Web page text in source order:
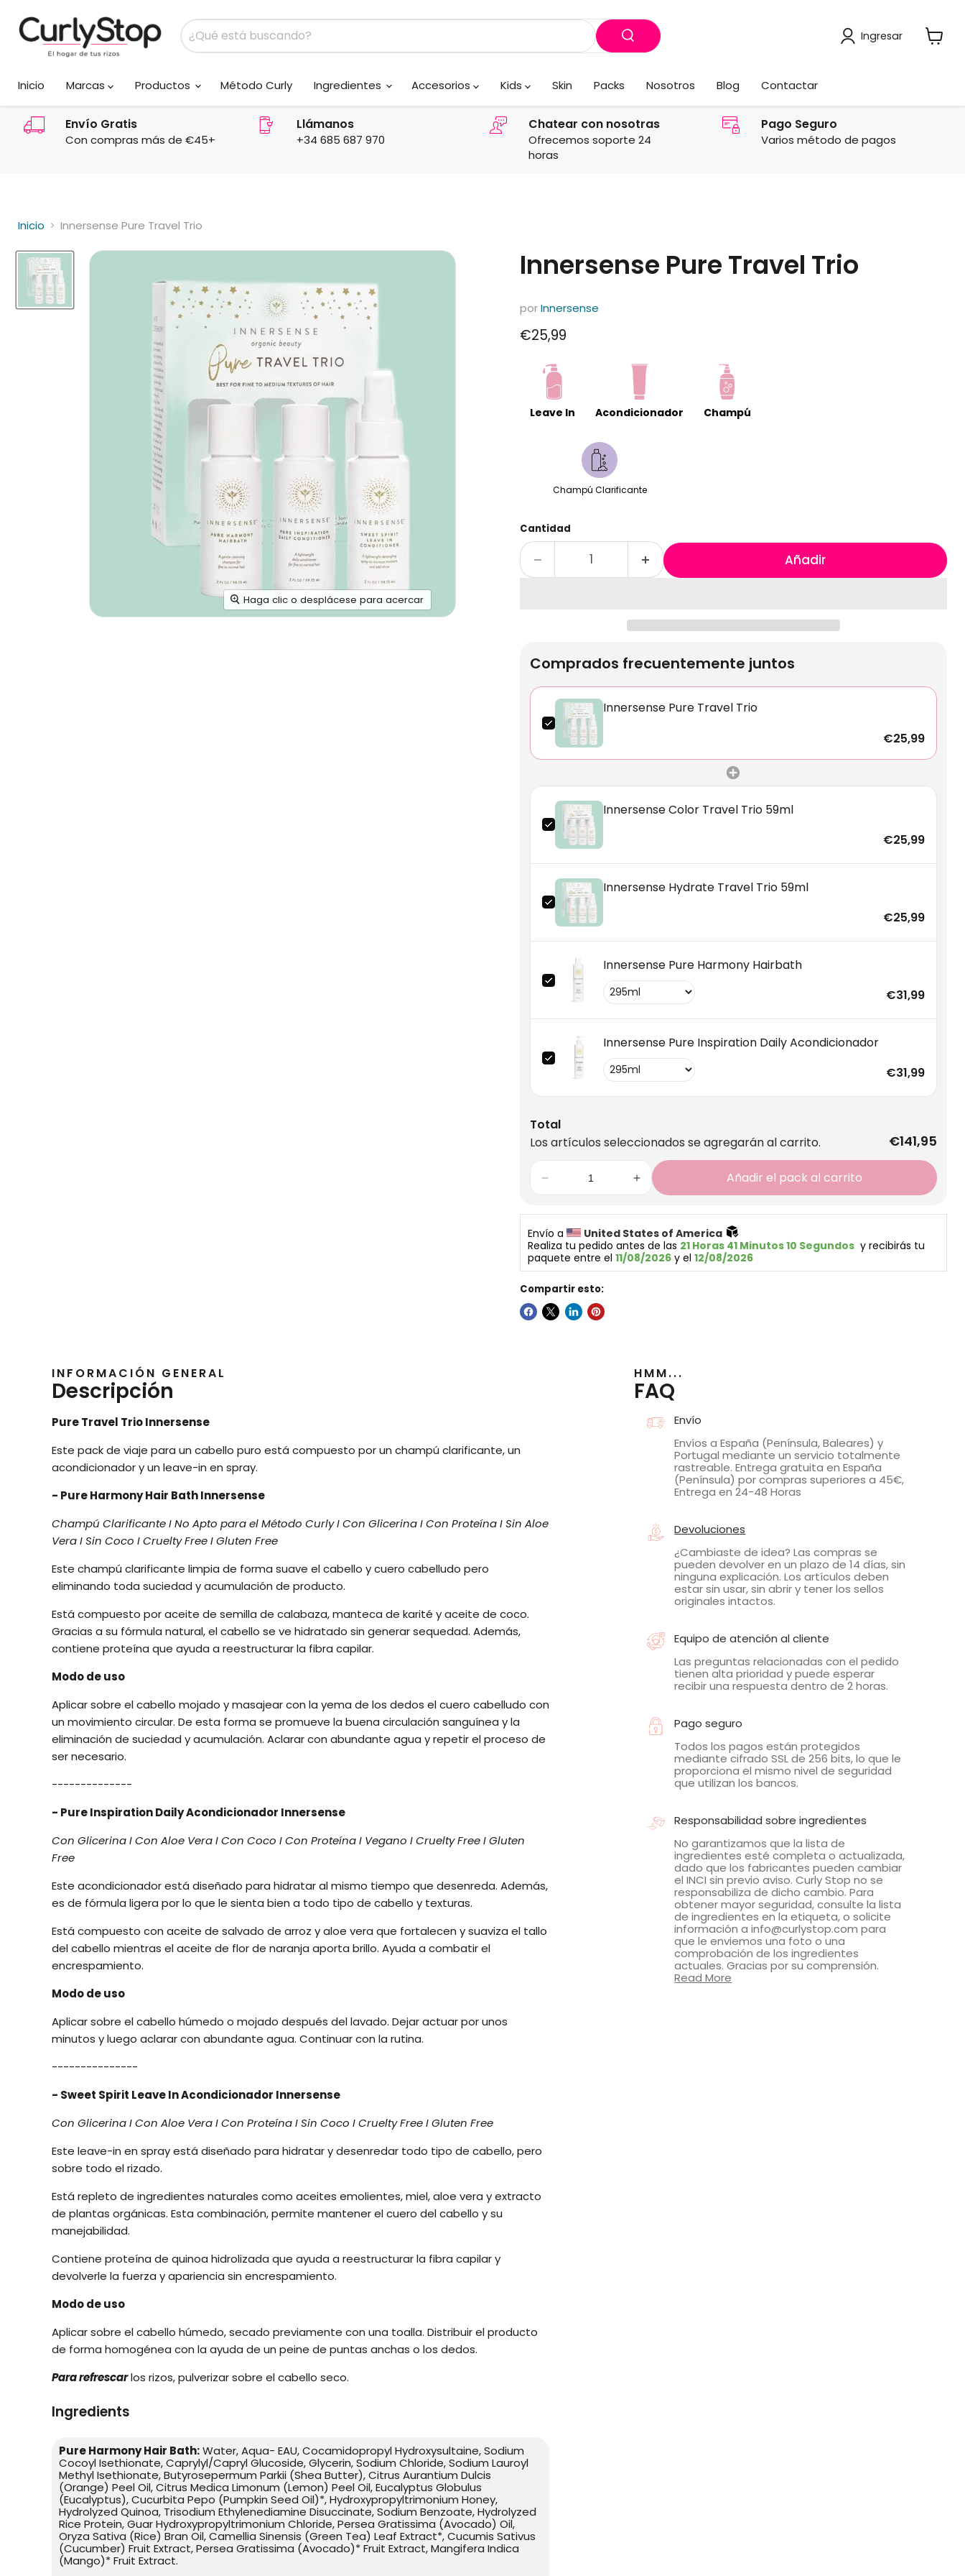
Ingresar
Inicio
Marcas Productos Método Curly Ingredientes Accesorios Kids Skin Packs Nosotros Blog Contactar
Envío Gratis
Con compras más de €45+
Llámanos
+34 685 687 970
Chatear con nosotras
Ofrecemos soporte 24
horas
Pago Seguro
Varios método de pagos
Inicio Innersense Pure Travel Trio
Haga clic o desplácese para acercar
Innersense Pure Travel Trio
porInnersense
Precio actual
€25,99
Leave In Acondicionador Champú
Champú Clarificante
Cantidad
Añadir
Comprados frecuentemente juntos
Innersense Pure Travel Trio
€25,99
Innersense Color Travel Trio 59ml
€25,99
Innersense Hydrate Travel Trio 59ml
€25,99
Innersense Pure Harmony Hairbath
€31,99
Innersense Pure Inspiration Daily Acondicionador
€31,99
Total
Los artículos seleccionados se agregarán al carrito.
€141,95
Añadir el pack al carrito
Envío a
United States of America
Realiza tu pedido antes de las 21 Horas 41 Minutos 09 Segundos
  y recibirás tu
paquete entre el 11/08/2026 y el 12/08/2026
Compartir esto:
INFORMACIÓN GENERAL
Descripción
Pure Travel Trio Innersense
Este pack de viaje para un cabello puro está compuesto por un champú clarificante, un
acondicionador y un leave-in en spray.
- Pure Harmony Hair Bath Innersense
Champú Clarificante I No Apto para el Método Curly I Con Glicerina I Con Proteína I Sin Aloe
Vera I Sin Coco I Cruelty Free I Gluten Free
Este champú clarificante limpia de forma suave el cabello y cuero cabelludo pero
eliminando toda suciedad y acumulación de producto.
Está compuesto por aceite de semilla de calabaza, manteca de karité y aceite de coco.
Gracias a su fórmula natural, el cabello se ve hidratado sin generar sequedad. Además,
contiene proteína que ayuda a reestructurar la fibra capilar.
Modo de uso
Aplicar sobre el cabello mojado y masajear con la yema de los dedos el cuero cabelludo con
un movimiento circular. De esta forma se promueve la buena circulación sanguínea y la
eliminación de suciedad y acumulación. Aclarar con abundante agua y repetir el proceso de
ser necesario.
--------------
- Pure Inspiration Daily Acondicionador Innersense
Con Glicerina I Con Aloe Vera I Con Coco I Con Proteína I Vegano I Cruelty Free I Gluten
Free
Este acondicionador está diseñado para hidratar al mismo tiempo que desenreda. Además,
es de fórmula ligera por lo que le sienta bien a todo tipo de cabello y texturas.
Está compuesto con aceite de salvado de arroz y aloe vera que fortalecen y suaviza el tallo
del cabello mientras el aceite de flor de naranja aporta brillo. Ayuda a combatir el
encrespamiento.
Modo de uso
Aplicar sobre el cabello húmedo o mojado después del lavado. Dejar actuar por unos
minutos y luego aclarar con abundante agua. Continuar con la rutina.
---------------
- Sweet Spirit Leave In Acondicionador Innersense
Con Glicerina I Con Aloe Vera I Con Proteína I Sin Coco I Cruelty Free I Gluten Free
Este leave-in en spray está diseñado para hidratar y desenredar todo tipo de cabello, pero
sobre todo el rizado.
Está repleto de ingredientes naturales como aceites emolientes, miel, aloe vera y extracto
de plantas orgánicas. Esta combinación, permite mantener el cuero del cabello y su
manejabilidad.
Contiene proteína de quinoa hidrolizada que ayuda a reestructurar la fibra capilar y
devolverle la fuerza y apariencia sin encrespamiento.
Modo de uso
Aplicar sobre el cabello húmedo, secado previamente con una toalla. Distribuir el producto
de forma homogénea con la ayuda de un peine de puntas anchas o los dedos.
Para refrescarlos rizos, pulverizar sobre el cabello seco.
Ingredients
Pure Harmony Hair Bath:Water, Aqua- EAU, Cocamidopropyl Hydroxysultaine, Sodium
Cocoyl Isethionate, Caprylyl/Capryl Glucoside, Glycerin, Sodium Chloride, Sodium Lauroyl
Methyl Isethionate, Butyrosepermum Parkii (Shea Butter), Citrus Aurantium Dulcis
(Orange) Peel Oil, Citrus Medica Limonum (Lemon) Peel Oil, Eucalyptus Globulus
(Eucalyptus), Cucurbita Pepo (Pumpkin Seed Oil)*, Hydroxypropyltrimonium Honey,
Hydrolyzed Quinoa, Trisodium Ethylenediamine Disuccinate, Sodium Benzoate, Hydrolyzed
Rice Protein, Guar Hydroxypropyltrimonium Chloride, Persea Gratissima (Avocado) Oil,
Oryza Sativa (Rice) Bran Oil, Camellia Sinensis (Green Tea) Leaf Extract*, Cucumis Sativus
(Cucumber) Fruit Extract, Persea Gratissima (Avocado)* Fruit Extract, Mangifera Indica
(Mango)* Fruit Extract.
HMM...
FAQ
Envío
Envíos a España (Península, Baleares) y
Portugal mediante un servicio totalmente
rastreable. Entrega gratuita en España
(Península) por compras superiores a 45€,
Entrega en 24-48 Horas
Devoluciones
¿Cambiaste de idea? Las compras se
pueden devolver en un plazo de 14 días, sin
ninguna explicación. Los artículos deben
estar sin usar, sin abrir y tener los sellos
originales intactos.
Equipo de atención al cliente
Las preguntas relacionadas con el pedido
tienen alta prioridad y puede esperar
recibir una respuesta dentro de 2 horas.
Pago seguro
Todos los pagos están protegidos
mediante cifrado SSL de 256 bits, lo que le
proporciona el mismo nivel de seguridad
que utilizan los bancos.
Responsabilidad sobre ingredientes
No garantizamos que la lista de
ingredientes esté completa o actualizada,
dado que los fabricantes pueden cambiar
el INCI sin previo aviso. Curly Stop no se
responsabiliza de dicho cambio. Para
obtener mayor seguridad, consulte la lista
de ingredientes en la etiqueta, o solicite
información a info@curlystop.com para
que le enviemos una foto o una
comprobación de los ingredientes
actuales. Gracias por su comprensión.
Read More